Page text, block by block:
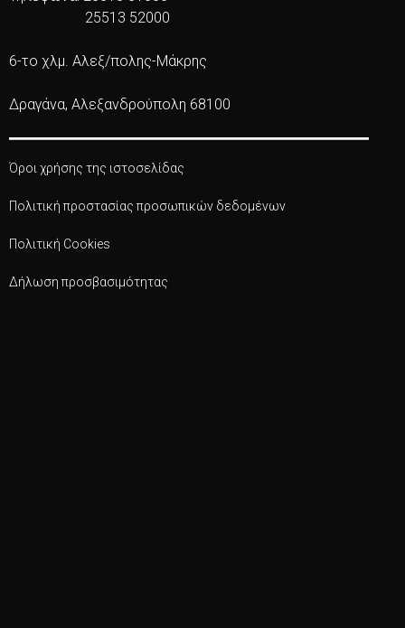
25513 52000
6-το χλμ. Αλεξ/πολης-Μάκρης
Δραγάνα, Αλεξανδρούπολη 68100
Όροι χρήσης της ιστοσελίδας
Πολιτική προστασίας προσωπικών δεδομένων
Πολιτική Cookies
Δήλωση προσβασιμότητας